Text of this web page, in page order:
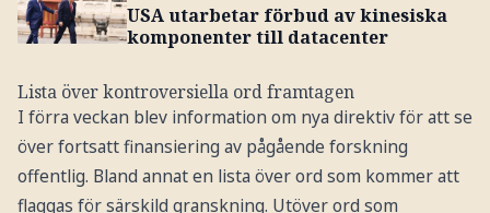
USA utarbetar förbud av kinesiska
komponenter till datacenter
Lista över kontroversiella ord framtagen
I förra veckan blev information om nya direktiv för att se
över fortsatt finansiering av pågående forskning
offentlig. Bland annat en lista över ord som kommer att
flaggas för särskild granskning. Utöver ord som